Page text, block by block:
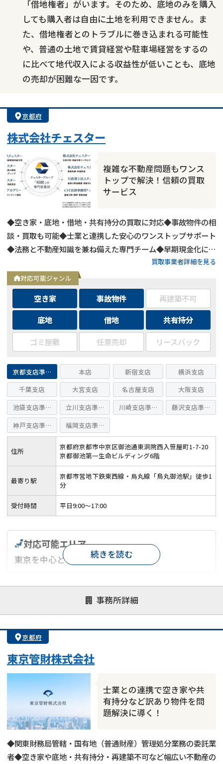
「借地権者」がいます。そのため、底地のみを購入
しても購入者は自由に土地を利用できません。ま
た、借地権者とのトラブルに巻き込まれる可能性
や、普通の土地で賃貸経営や駐車場経営をするの
に比べて地代収入による収益性が低いことも、底地
の売却が困難な一因です。
京都府
株式会社チェスター
複雑な不動産問題もワンス
トップで解決！信頼の買取
サービス
◆空き家・底地・借地・共有持分の買取に対応◆事故物件の相
談・買取も可能◆士業と連携した安心のワンストップサポート
◆法務と不動産知識を兼ね備えた専門チーム◆早期現金化に対
買取事業者詳細を見る
対応可能ジャンル
空き家 事故物件
再建築不可
底地
借地
共有持分
ゴミ屋敷
任意売却 リースバック
京都支店準備室 本店 新宿支店
横浜支店
千葉支店
大宮支店 名古屋支店
大阪支店
池袋支店準備室
立川支店準備室 川崎支店準備室
藤沢支店準備室
神戸支店準備室
福岡支店準備室
住所
京都府京都市中京区御池通東洞院西入笹屋町1-7-20
京都御池第一生命ビルディング6階
最寄り駅
京都市営地下鉄東西線・烏丸線「鳥丸御池駅」徒歩1
分
受付時間 平日9:00～17:00
事務所詳細
対応可能エリア
東京を中心としたエリア
対応が親身 オンライン面談可能
レスポンスが早い
1億円以上の買取可
続きを読む
京都府
東京管財株式会社
士業との連携で空き家や共
有持分など訳あり物件を問
題解決に導く！
◆関東財務局管轄・国有地（普通財産）管理処分業務の委託業
者◆空き家や底地・共有持分・再建築不可など幅広い不動産の